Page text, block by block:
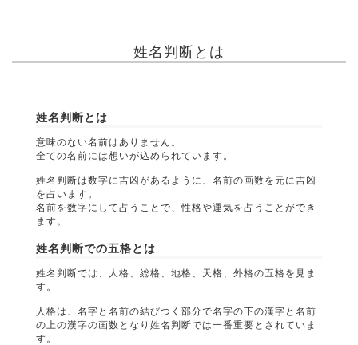
姓名判断とは
姓名判断とは
意味のない名前はありません。
全ての名前には想いが込められています。
姓名判断は数字に吉凶があるように、名前の画数を元に吉凶
を占います。
名前を数字にして占うことで、性格や運気を占うことができ
ます。
姓名判断での五格とは
姓名判断では、人格、総格、地格、天格、外格の五格を見ま
す。
人格は、名字と名前の結びつく部分で名字の下の漢字と名前
の上の漢字の画数となり姓名判断では一番重要とされていま
す。